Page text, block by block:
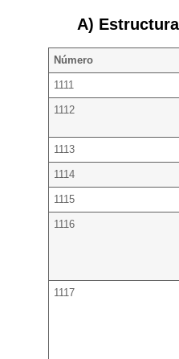
A)
Número
1111
1112
1113
1114
1115
1116
1117